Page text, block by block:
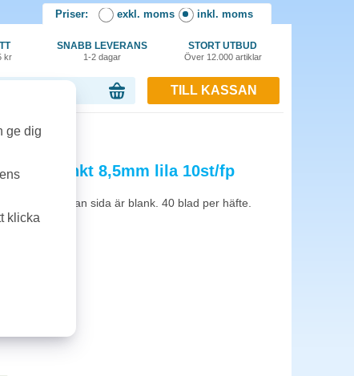
Priser: exkl. moms inkl. moms
kr
SNABB LEVERANS
1-2 dagar
STORT UTBUD
Över 12.000 artiklar
TILL KASSAN
fp
blankt 8,5mm lila 10st/fp
varannan sida är blank. 40 blad per häfte.
ge dig
klicka